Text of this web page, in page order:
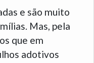
e são muito
Mas, pela
que em
adotivos